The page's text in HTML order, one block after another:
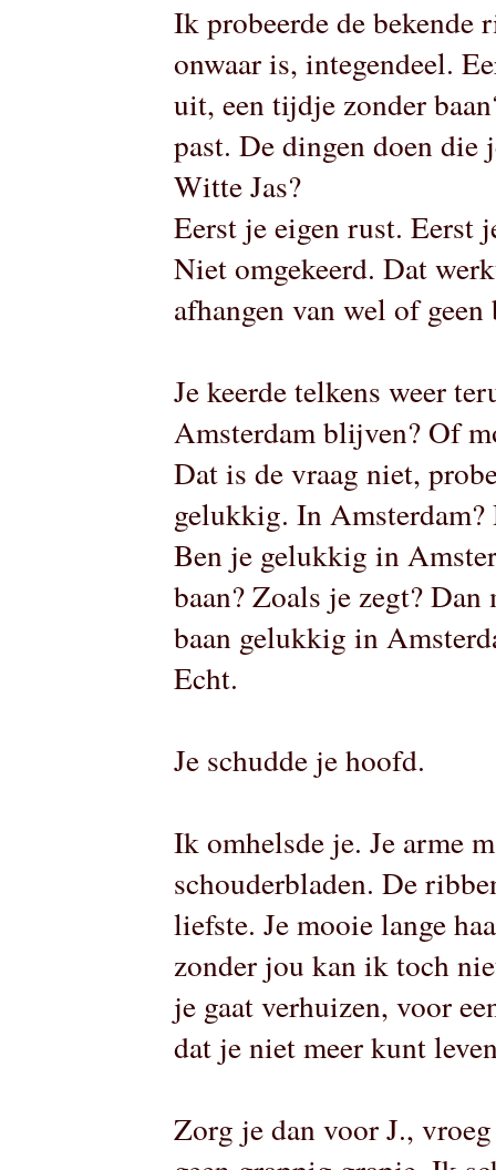
Ik probeerde de
onwaar is, integendeel.
uit, een tijdje zonder
past. De dingen doen
Witte Jas?
Eerst je eigen rust. Eerst
Niet omgekeerd. Dat
afhangen van wel of geen
Je keerde telkens weer
Amsterdam blijven? Of
Dat is de vraag niet,
gelukkig. In Amsterdam?
Ben je gelukkig in
baan? Zoals je zegt?
baan gelukkig in
Echt.
Je schudde je hoofd.
Ik omhelsde je. Je arme
schouderbladen. De
liefste. Je mooie lange
zonder jou kan ik toch
je gaat verhuizen, voor
dat je niet meer kunt
Zorg je dan voor J.,